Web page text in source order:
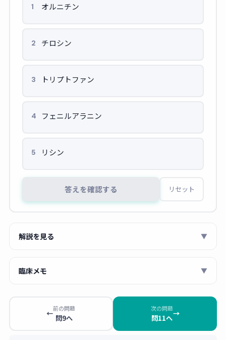
1 オルニチン
2 チロシン
3 トリプトファン
4 フェニルアラニン
5 リシン
答えを確認する リセット
解説を見る ▼
に分類される。構造式にインドール環（ベ
ンゼン環と5員環含窒素環の縮合）が2つ含まれてお
り、このインドール骨格は
トリプトファン（L-Trp）を
前駆体として生合成される。
臨床メモ ▼
アルカロイドの構造問題が出たら、まず
素（N）を含む五員環や六員環が、ベンゼン
環とどう縮合しているか」 に注目しましょ
←
前の問題
問9へ
次の問題
問11へ→